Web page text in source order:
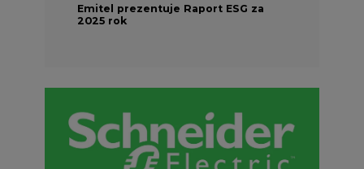
Emitel prezentuje Raport ESG za
2025 rok